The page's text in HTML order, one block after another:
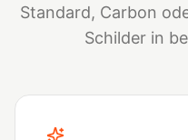
Standard, Carbon
Schilder in